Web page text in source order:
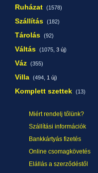
Ruházat (1578)
Szállítás (182)
Tárolás (92)
Váltás (1075, 3 új)
Váz (355)
Villa (494, 1 új)
Komplett szettek (13)
Miért rendelj tőlünk?
Szállítási információk
Bankkártyás fizetés
Online csomagkövetés
Elállás a szerződéstől